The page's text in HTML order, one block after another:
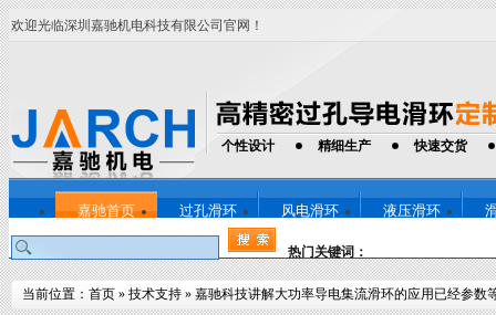
欢迎光临深圳嘉驰机电科技有限公司官网！
个性设计 精细生产 快速交货
嘉驰首页 过孔滑环 风电滑环 液压滑环
热门关键词：
当前位置： 首页 » 技术支持 » 嘉驰科技讲解大功率导电集流滑环的应用已经参数